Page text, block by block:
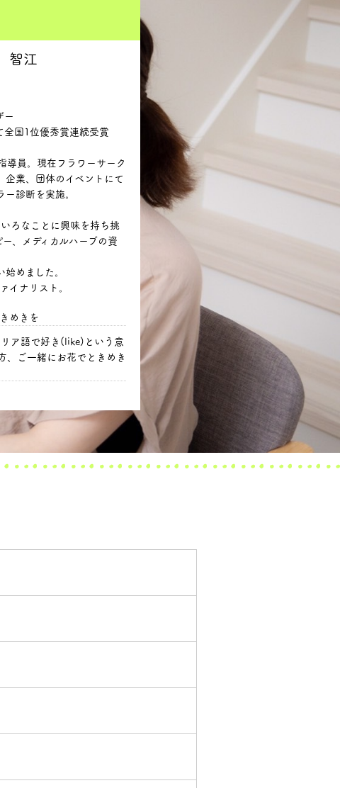
智江
ー
全国1位優秀賞連続受賞
導員。現在フラワーサーク
企業、団体のイベントにて
ー診断を実施。
ろなことに興味を持ち挑
、メディカルハーブの資
めました。
イナリスト。
めきを
ア語で好き(like)という意
、ご一緒にお花でときめき